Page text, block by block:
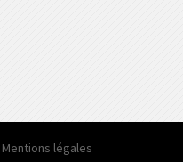
Mentions légales